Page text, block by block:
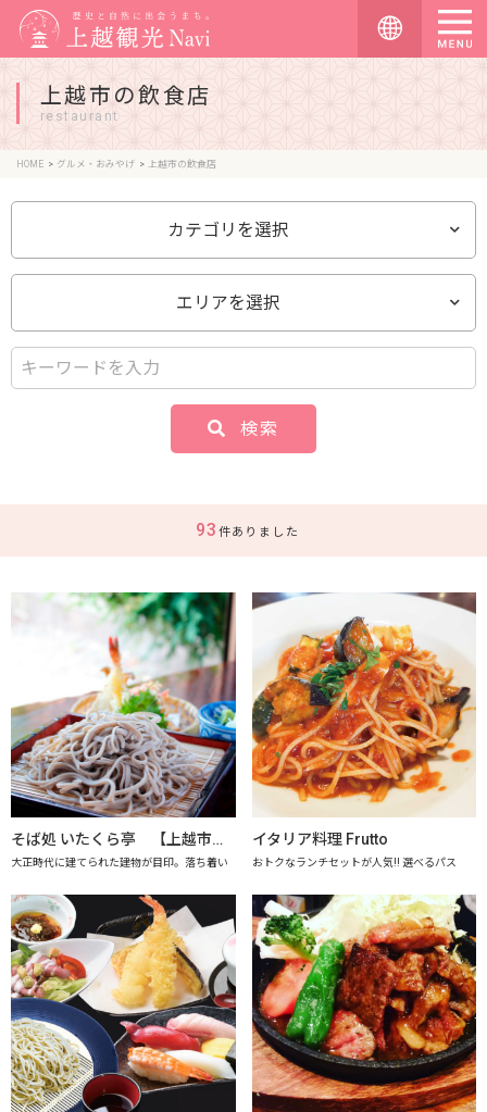
上越市の飲食店
restaurant
HOME グルメ・おみやげ 上越市の飲食店
カテゴリを選択
エリアを選択
検索
93 件ありました
そば処 いたくら亭 【上越市地産地消推進の店認定店】
大正時代に建てられた建物が目印。落ち着い
イタリア料理 Frutto
おトクなランチセットが人気!! 選べるパス